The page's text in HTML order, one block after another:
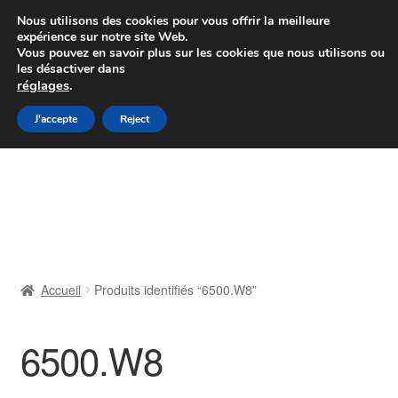
Colissimo livraison à partir de 7 EUR
Du lundi au vendredi de 9 h à 16 h
Aller
à
Aller
au
Livraison
Accueil Produits identifiés “6500.W8”
6500.W8
Nous utilisons des cookies pour vous offrir la meilleure
expérience sur notre site Web.
Vous pouvez en savoir plus sur les cookies que nous utilisons ou
les désactiver dans
réglages.
J'accepte Reject